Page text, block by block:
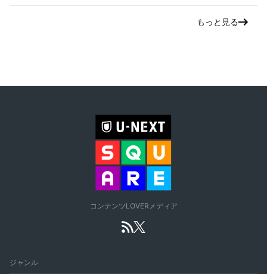
もっと見る
コンテンツLOVERメディア
ジャンル